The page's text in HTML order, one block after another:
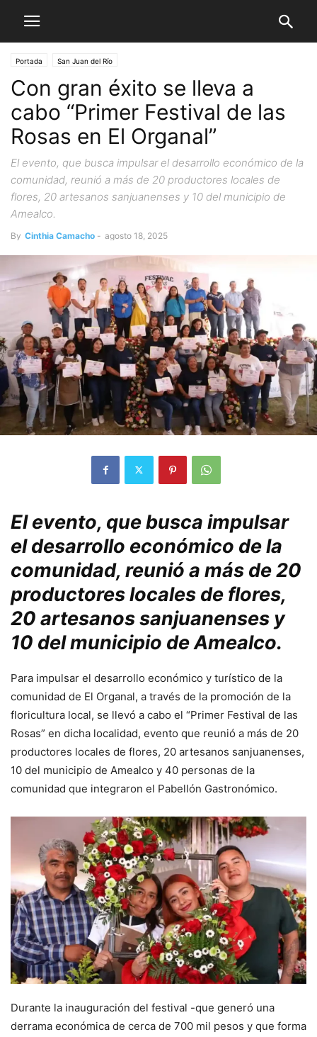
Portada San Juan del Río
Con gran éxito se lleva a
cabo “Primer Festival de las
Rosas en El Organal”
El evento, que busca impulsar el desarrollo económico de la
comunidad, reunió a más de 20 productores locales de
flores, 20 artesanos sanjuanenses y 10 del municipio de
Amealco.
By Cinthia Camacho - agosto 18, 2025
El evento, que busca impulsar
el desarrollo económico de la
comunidad, reunió a más de 20
productores locales de flores,
20 artesanos sanjuanenses y
10 del municipio de Amealco.
Para impulsar el desarrollo económico y turístico de la
comunidad de El Organal, a través de la promoción de la
floricultura local, se llevó a cabo el “Primer Festival de las
Rosas” en dicha localidad, evento que reunió a más de 20
productores locales de flores, 20 artesanos sanjuanenses,
10 del municipio de Amealco y 40 personas de la
comunidad que integraron el Pabellón Gastronómico.
Durante la inauguración del festival -que generó una
derrama económica de cerca de 700 mil pesos y que forma